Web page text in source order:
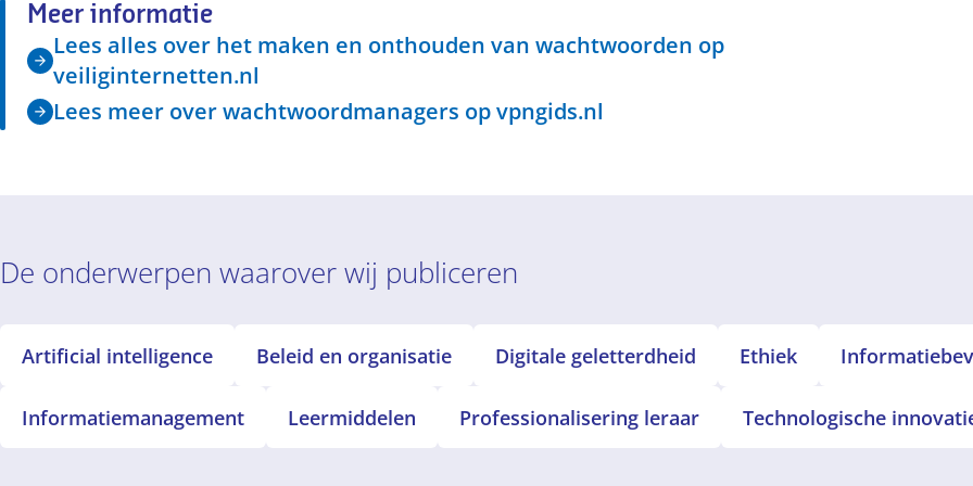
Meer informatie
Lees alles over het maken en onthouden van wachtwoorden op
veiliginternetten.nl
Lees meer over wachtwoordmanagers op vpngids.nl
De onderwerpen waarover wij publiceren
Artificial intelligence Beleid en organisatie Digitale geletterdheid Ethiek
Informatiemanagement Leermiddelen Professionalisering leraar Technologische